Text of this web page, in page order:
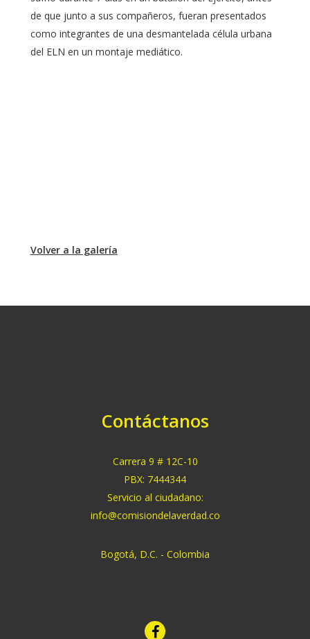
de que junto a sus compañeros, fueran presentados
como integrantes de una desmantelada célula urbana
del ELN en un montaje mediático.
Volver a la galería
Contáctanos
Carrera 9 # 12C-10
PBX: 7444344
Servicio al ciudadano:
info@comisiondelaverdad.co
Bogotá, D.C. - Colombia
facebook